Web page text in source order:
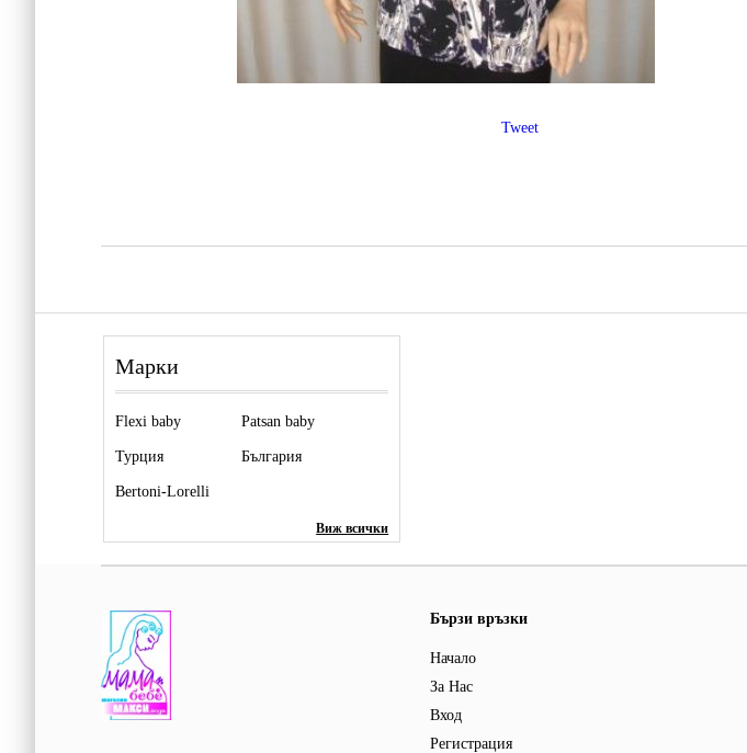
Tweet
Марки
Flexi baby Patsan baby
Турция България
Bertoni-Lorelli
Виж всички
Бързи връзки
Начало
За Нас
Вход
Регистрация